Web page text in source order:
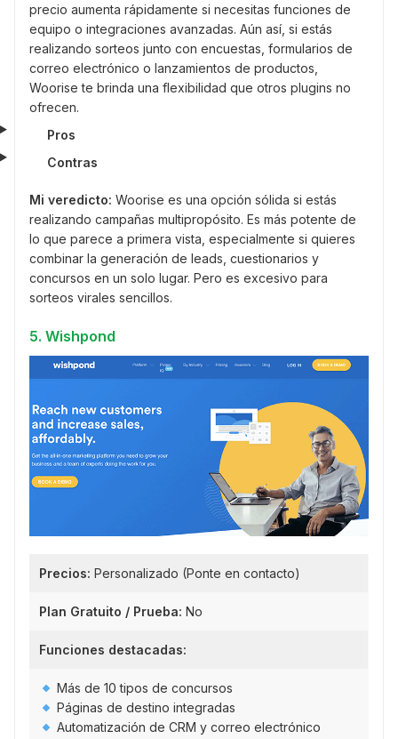
precio aumenta rápidamente si necesitas funciones de
equipo o integraciones avanzadas. Aún así, si estás
realizando sorteos junto con encuestas, formularios de
correo electrónico o lanzamientos de productos,
Woorise te brinda una flexibilidad que otros plugins no
ofrecen.
Pros
Contras
Mi veredicto: Woorise es una opción sólida si estás
realizando campañas multipropósito. Es más potente de
lo que parece a primera vista, especialmente si quieres
combinar la generación de leads, cuestionarios y
concursos en un solo lugar. Pero es excesivo para
sorteos virales sencillos.
5. Wishpond
Precios: Personalizado (Ponte en contacto)
Plan Gratuito / Prueba: No
Funciones destacadas:
Más de 10 tipos de concursos
Páginas de destino integradas
Automatización de CRM y correo electrónico